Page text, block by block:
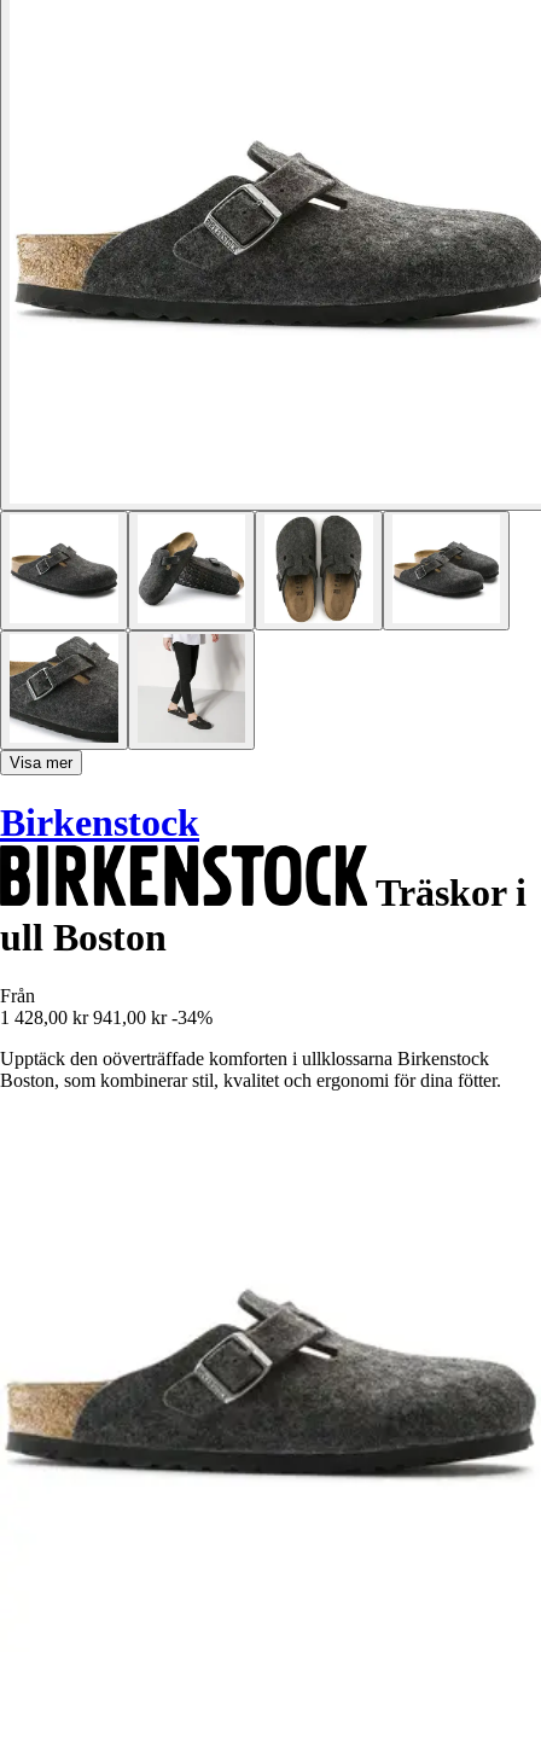
Visa mer
Birkenstock
Träskor i
ull Boston
Från
1 428,00 kr 941,00 kr -34%
Upptäck den oöverträffade komforten i ullklossarna Birkenstock
Boston, som kombinerar stil, kvalitet och ergonomi för dina fötter.